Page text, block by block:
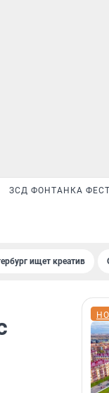
ЗСД ФОНТАНКА ФЕСТ
ищет креатив